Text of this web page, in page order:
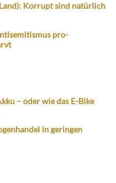
Korrupt sind natürlich
pro-
– oder wie das E-Bike
in geringen